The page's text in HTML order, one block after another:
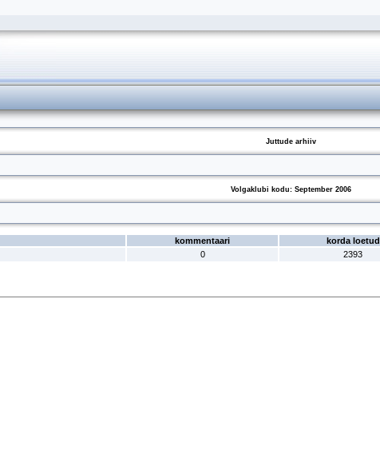
Juttude arhiiv
Volgaklubi kodu: September 2006
kommentaari korda loetud
0 2393